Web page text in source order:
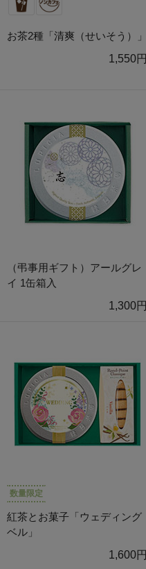
お茶2種「清爽（せいそう）」
1,550円
（弔事用ギフト）アールグレ
イ 1缶箱入
1,300円
数量限定
紅茶とお菓子「ウェディング
ベル」
1,600円